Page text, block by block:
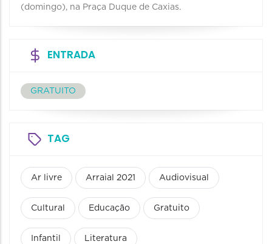
(domingo), na Praça Duque de Caxias.
ENTRADA
GRATUITO
TAG
Ar livre Arraial 2021 Audiovisual
Cultural Educação Gratuito
Infantil Literatura